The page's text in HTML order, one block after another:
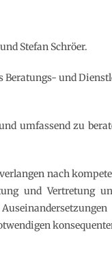
Stefan Schröer.
und
umfassend zu
nach
und Vertretung